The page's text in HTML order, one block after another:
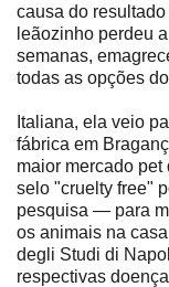
causa do
leãozinho perdeu
semanas,
todas as opções
Italiana, ela veio
fábrica em
maior mercado
selo "cruelty free"
pesquisa ― para
os animais na
degli Studi di
respectivas